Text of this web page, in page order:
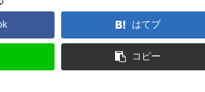
はてブ
コピー